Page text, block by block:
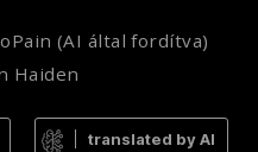
(AI által fordítva)
Haiden
translated by AI